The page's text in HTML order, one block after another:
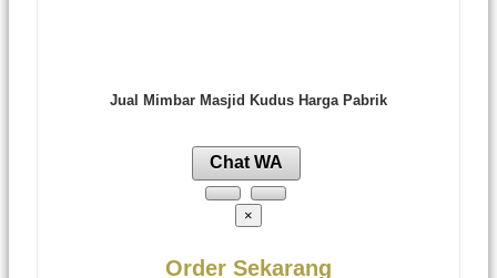
Jual Mimbar Masjid Kudus Harga Pabrik
Chat WA
×
Order Sekarang